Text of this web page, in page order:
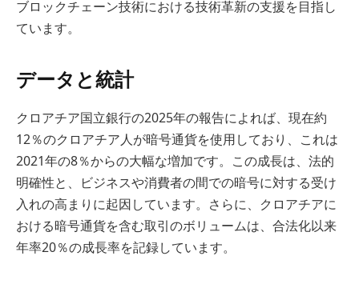
ブロックチェーン技術における技術革新の支援を目指し
ています。
データと統計
クロアチア国立銀行の2025年の報告によれば、現在約
12％のクロアチア人が暗号通貨を使用しており、これは
2021年の8％からの大幅な増加です。この成長は、法的
明確性と、ビジネスや消費者の間での暗号に対する受け
入れの高まりに起因しています。さらに、クロアチアに
おける暗号通貨を含む取引のボリュームは、合法化以来
年率20％の成長率を記録しています。